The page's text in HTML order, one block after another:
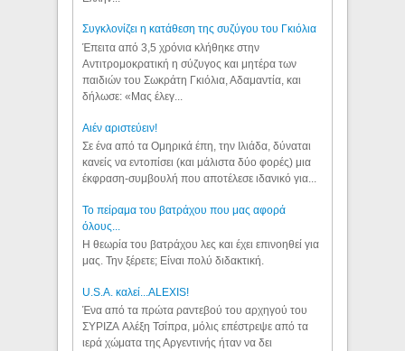
Συγκλονίζει η κατάθεση της συζύγου του Γκιόλια
Έπειτα από 3,5 χρόνια κλήθηκε στην
Αντιτρομοκρατική η σύζυγος και μητέρα των
παιδιών του Σωκράτη Γκιόλια, Αδαμαντία, και
δήλωσε: «Μας έλεγ...
Aιέν αριστεύειν!
Σε ένα από τα Ομηρικά έπη, την Ιλιάδα, δύναται
κανείς να εντοπίσει (και μάλιστα δύο φορές) μια
έκφραση-συμβουλή που αποτέλεσε ιδανικό για...
Το πείραμα του βατράχου που μας αφορά
όλους...
Η θεωρία του βατράχου λες και έχει επινοηθεί για
μας. Την ξέρετε; Είναι πολύ διδακτική.
U.S.A. καλεί...ALEXIS!
Ένα από τα πρώτα ραντεβού του αρχηγού του
ΣΥΡΙΖΑ Αλέξη Τσίπρα, μόλις επέστρεψε από τα
ιερά χώματα της Αργεντινής ήταν να δει